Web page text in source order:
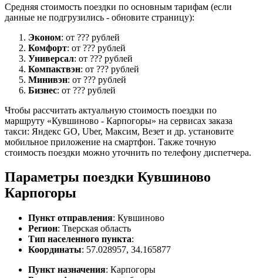
Средняя стоимость поездки по основным тарифам (если
данные не подгрузились - обновите страницу):
Эконом: от ??? рублей
Комфорт: от ??? рублей
Универсал: от ??? рублей
Компактвэн: от ??? рублей
Минивэн: от ??? рублей
Бизнес: от ??? рублей
Чтобы рассчитать актуальную стоимость поездки по
маршруту «Кувшиново - Карпогоры» на сервисах заказа
такси: Яндекс GO, Uber, Максим, Везет и др. установите
мобильное приложение на смартфон. Также точную
стоимость поездки можно уточнить по телефону диспетчера.
Параметры поездки Кувшиново
Карпогоры
Пункт отправления: Кувшиново
Регион: Тверская область
Тип населенного пункта:
Координаты: 57.028957, 34.165877
Пункт назначения: Карпогоры